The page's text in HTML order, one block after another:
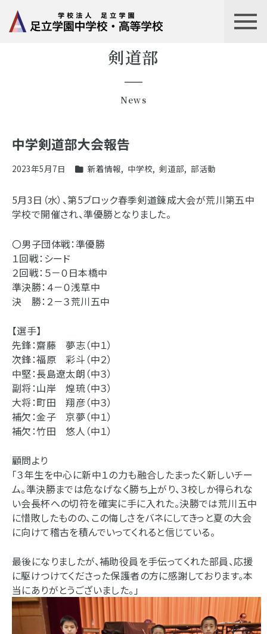
剣道部
News
中学剣道部大会報告
2023年5月7日 新着情報, 中学校, 剣道部, 部活動
5月3日（水）、第5ブロック春季剣道錬成大会が荒川第五中
学校で開催され、準優勝となりました。
〇男子団体戦：準優勝
１回戦：シード
２回戦：５－０日本橋中
準決勝：４－０浅草中
決 勝：２－３荒川五中
【選手】
先鋒：齋藤 夢志（中１）
次鋒：福原 彩斗（中２）
中堅：長島遼太朗（中３）
副将：山岸 煌琉（中３）
大将：町田 翔彦（中３）
補欠：金子 京夢（中１）
補欠：竹田 悠人（中１）
顧問より
「３年生を中心に新中１の力も融合したまったく新しいチー
ム。準決勝までは危なげなく勝ち上がり、３校しか得られな
い会長杯への切符を確実に手に入れた。決勝では荒川五中
に惜敗したものの、この悔しさをバネにしてきっと夏の大会
に向けて稽古を積んでいってくれると信じている。
最後になりましたが、補助役員を手伝ってくれた部員、応援
に駆けつけてくださった保護者の方に感謝しております。本
当にありがとうございました。」